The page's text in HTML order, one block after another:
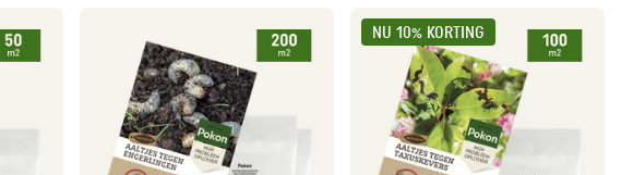
NU 10% KORTING